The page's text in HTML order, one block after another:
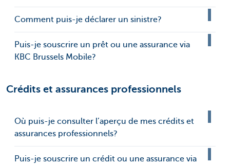
Comment puis-je déclarer un sinistre?
Puis-je souscrire un prêt ou une assurance via
KBC Brussels Mobile?
Crédits et assurances professionnels
Où puis-je consulter l’aperçu de mes crédits et
assurances professionnels?
Puis-je souscrire un crédit ou une assurance via